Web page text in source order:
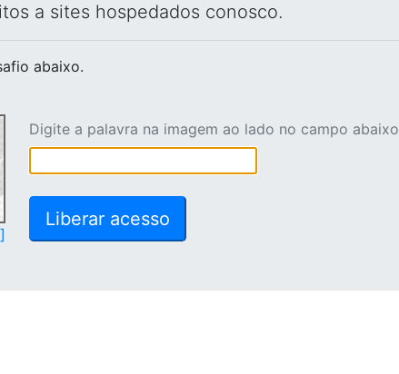
a sites hospedados conosco.
abaixo.
Digite a palavra na imagem ao lado no campo abaixo